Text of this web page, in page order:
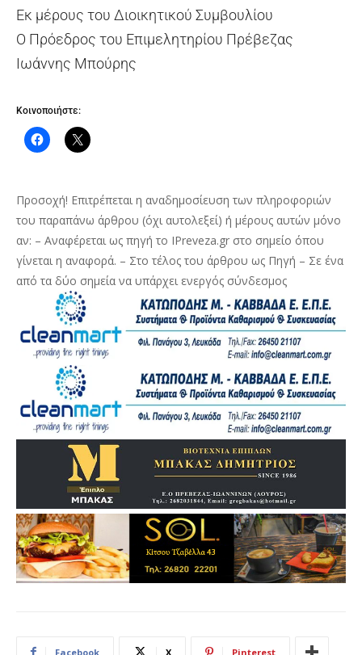
Εκ μέρους του Διοικητικού Συμβουλίου
Ο Πρόεδρος του Επιμελητηρίου Πρέβεζας
Ιωάννης Μπούρης
Κοινοποιήστε:
Προσοχή! Επιτρέπεται η αναδημοσίευση των πληροφοριών
του παραπάνω άρθρου (όχι αυτολεξεί) ή μέρους αυτών μόνο
αν: – Αναφέρεται ως πηγή το IPreveza.gr στο σημείο όπου
γίνεται η αναφορά. – Στο τέλος του άρθρου ως Πηγή – Σε ένα
από τα δύο σημεία να υπάρχει ενεργός σύνδεσμος
Facebook X Pinterest